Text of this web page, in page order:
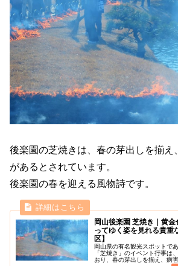
後楽園の芝焼きは、春の芽出しを揃え
があるとされています。
後楽園の春を迎える風物詩です。
岡山後楽園 芝焼き｜黄
ってゆく姿を見れる貴重
区】
岡山県の有名観光スポットで
「芝焼き」のイベント行事は
おり、春の芽出しを揃え、病